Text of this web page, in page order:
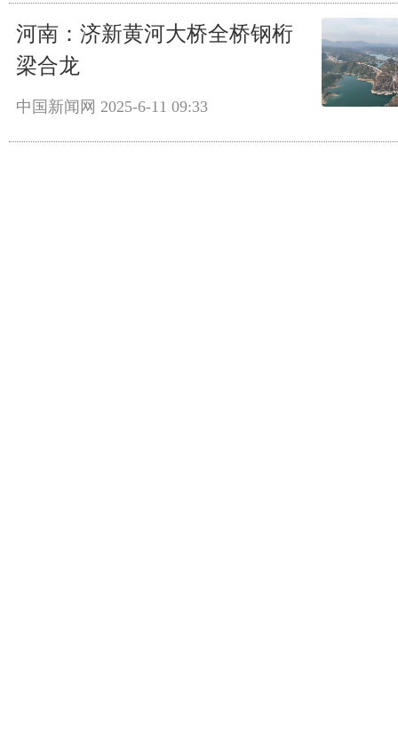
河南：济新黄河大桥全桥钢桁
梁合龙
中国新闻网 2025-6-11 09:33